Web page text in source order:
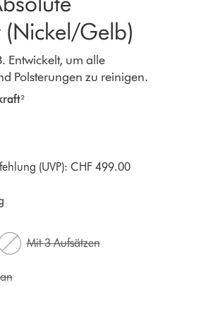
(Nickel/Gelb)
Entwickelt, um alle
Polsterungen zu reinigen.
²
(UVP): CHF 499.00
Mit 3 Aufsätzen